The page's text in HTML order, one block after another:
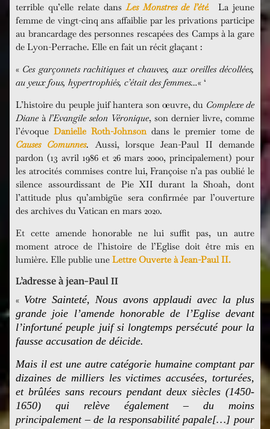
terrible qu’elle relate dansLes Monstres de l’été. La jeune
femme de vingt-cinq ans affaiblie par les privations participe
au brancardage des personnes rescapées des Camps à la gare
de Lyon-Perrache. Elle en fait un récit glaçant :
« Ces garçonnets rachitiques et chauves, aux oreilles décollées,
au yeux fous, hypertrophiés, c’était des femmes…« ‘
L’histoire du peuple juif hantera son œuvre, du Complexe de
Dianeàl’Evangile selon Véronique, son dernier livre, comme
l’évoque Danielle Roth-Johnsondans le premier tome de
Causes Comunnes. Aussi, lorsque Jean-Paul II demande
pardon (13 avril 1986 et 26 mars 2000, principalement) pour
les atrocités commises contre lui, Françoise n’a pas oublié le
silence assourdissant de Pie XII durant la Shoah, dont
l’attitude plus qu’ambigüe sera confirmée par l’ouverture
des archives du Vatican en mars 2020.
Et cette amende honorable ne lui suffit pas, un autre
moment atroce de l’histoire de l’Eglise doit être mis en
lumière. Elle publie uneLettre Ouverte à Jean-Paul II.
L’adresse à jean-Paul II
« Votre Sainteté, Nous avons applaudi avec la plus
grande joie l’amende honorable de l’Eglise devant
l’infortuné peuple juif si longtemps persécuté pour la
fausse accusation de déicide.
Mais il est une autre catégorie humaine comptant par
dizaines de milliers les victimes accusées, torturées,
et brûlées sans recours pendant deux siècles (1450-
1650) qui relève également – du moins
principalement – de la responsabilité papale[…] pour